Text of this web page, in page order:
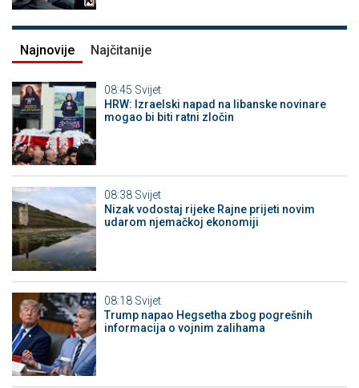
Najnovije Najčitanije
08:45 Svijet
HRW: Izraelski napad na libanske novinare
mogao bi biti ratni zločin
08:38 Svijet
Nizak vodostaj rijeke Rajne prijeti novim
udarom njemačkoj ekonomiji
08:18 Svijet
Trump napao Hegsetha zbog pogrešnih
informacija o vojnim zalihama